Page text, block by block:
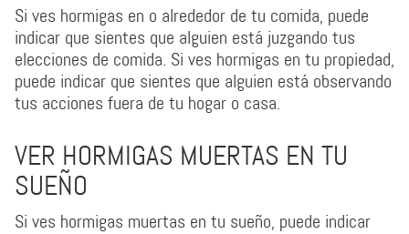
Si ves hormigas en o alrededor de tu comida, puede
indicar que sientes que alguien está juzgando tus
elecciones de comida. Si ves hormigas en tu propiedad,
puede indicar que sientes que alguien está observando
tus acciones fuera de tu hogar o casa.
VER HORMIGAS MUERTAS EN TU
SUEÑO
Si ves hormigas muertas en tu sueño, puede indicar